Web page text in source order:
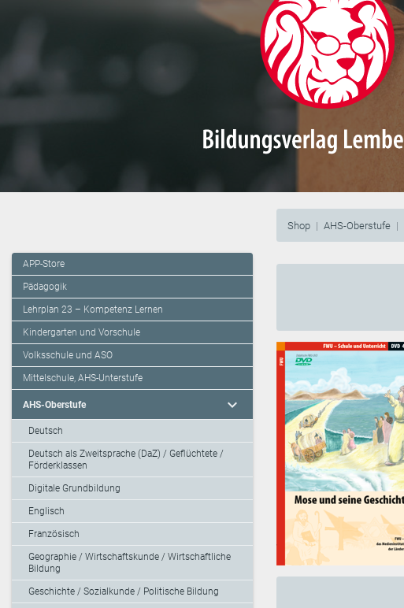
Shop AHS-Oberstufe
APP-Store
Pädagogik
Lehrplan 23 – Kompetenz Lernen
Kindergarten und Vorschule
Volksschule und ASO
Mittelschule, AHS-Unterstufe
AHS-Oberstufe expand_more
Deutsch
Deutsch als Zweitsprache (DaZ) / Geflüchtete /
Förderklassen
Digitale Grundbildung
Englisch
Französisch
Geographie / Wirtschaftskunde / Wirtschaftliche
Bildung
Geschichte / Sozialkunde / Politische Bildung